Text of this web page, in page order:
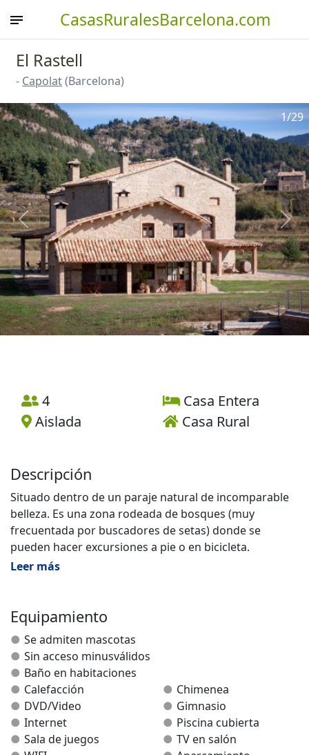
CasasRuralesBarcelona.com
El Rastell
- Capolat(Barcelona)
Anterior
1/29
4
Casa Entera
Aislada
Casa Rural
Descripción
Situado dentro de un paraje natural de incomparable
belleza. Es una zona rodeada de bosques (muy
frecuentada por buscadores de setas) donde se
pueden hacer excursiones a pie o en bicicleta.
Accesible por carretera asfaltada, está a solamente 15
fitness, y sala de juegos.
(Los servicios exteriores son compartidos por los
alojamientos de las dos casas.).
Leer más
Equipamiento
Se admiten mascotas
Sin acceso minusválidos
Baño en habitaciones
Calefacción
Chimenea
DVD/Video
Gimnasio
Internet
Piscina cubierta
Sala de juegos
TV en salón